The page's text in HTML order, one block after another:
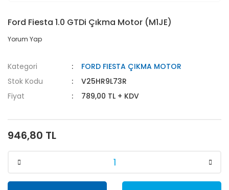
Ford Fiesta 1.0 GTDi Çıkma Motor (M1JE)
Yorum Yap
Kategori
FORD FIESTA ÇIKMA MOTOR
Stok Kodu
V25HR9L73R
Fiyat
789,00 TL + KDV
946,80 TL